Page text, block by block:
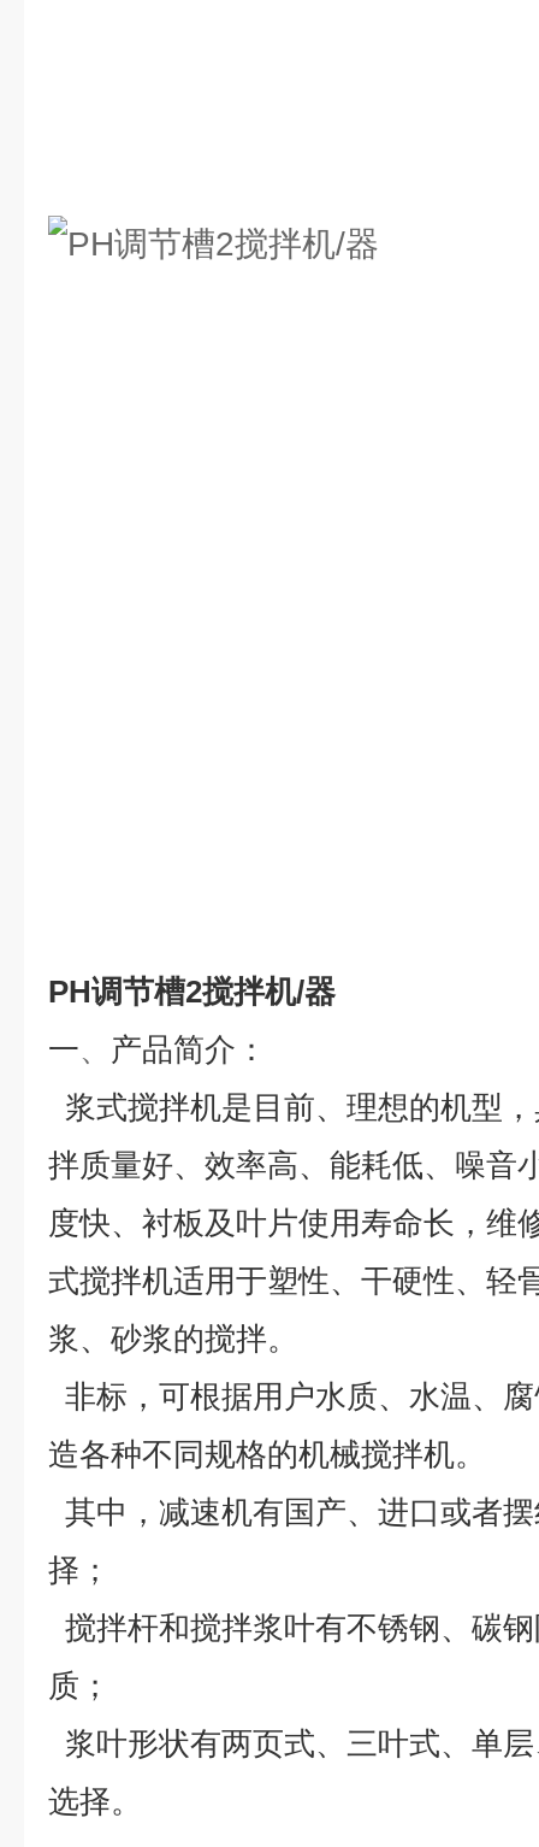
PH调节槽2搅拌机/器
一、 产品简介：
浆式搅拌机是目前、理想的机型
拌质量好、效率高、能耗低、噪音
度快、衬板及叶片使用寿命长，维
式搅拌机适用于塑性、干硬性、轻
浆、砂浆的搅拌。
非标，可根据用户水质、水温、
造各种不同规格的机械搅拌机。
其中，减速机有国产、进口或者
择；
搅拌杆和搅拌浆叶有不锈钢、碳
质；
浆叶形状有两页式、三叶式、单
选择。